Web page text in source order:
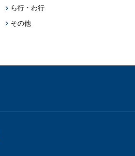
ら行・わ行
その他